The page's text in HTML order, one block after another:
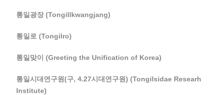
통일광장 (Tongillkwangjang)
통일로 (Tongilro)
통일맞이 (Greeting the Unification of Korea)
통일시대연구원(구, 4.27시대연구원) (Tongilsidae Researh
Institute)